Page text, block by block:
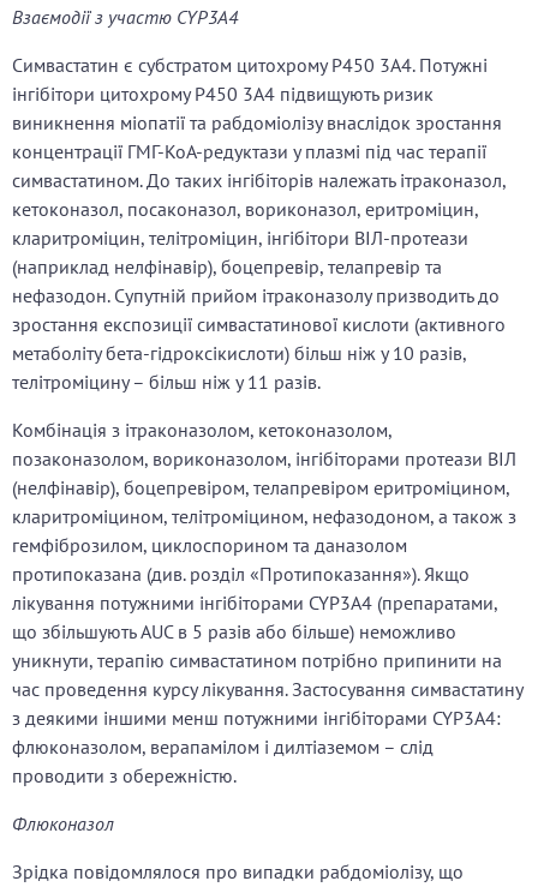
Взаємодії з участю CYP3A4
Симвастатин є субстратом цитохрому P450 3A4. Потужні
інгібітори цитохрому P450 3A4 підвищують ризик
виникнення міопатії та рабдоміолізу внаслідок зростання
концентрації ГМГ-КоА-редуктази у плазмі під час терапії
симвастатином. До таких інгібіторів належать ітраконазол,
кетоконазол, посаконазол, вориконазол, еритроміцин,
кларитроміцин, телітроміцин, інгібітори ВІЛ-протеази
(наприклад нелфінавір), боцепревір, телапревір та
нефазодон. Супутній прийом ітраконазолу призводить до
зростання експозиції симвастатинової кислоти (активного
метаболіту бета-гідроксікислоти) більш ніж у 10 разів,
телітроміцину – більш ніж у 11 разів.
Комбінація з ітраконазолом, кетоконазолом,
позаконазолом, вориконазолом, інгібіторами протеази ВІЛ
(нелфінавір), боцепревіром, телапревіром еритроміцином,
кларитроміцином, телітроміцином, нефазодоном, а також з
гемфіброзилом, циклоспорином та даназолом
протипоказана (див. розділ «Протипоказання»). Якщо
лікування потужними інгібіторами CYP3A4 (препаратами,
що збільшують AUC в 5 разів або більше) неможливо
уникнути, терапію симвастатином потрібно припинити на
час проведення курсу лікування. Застосування симвастатину
з деякими іншими менш потужними інгібіторами CYP3A4:
флюконазолом, верапамілом і дилтіаземом – слід
проводити з обережністю.
Флюконазол
Зрідка повідомлялося про випадки рабдоміолізу, що